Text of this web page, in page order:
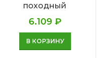
походный
6.109 ₽
В КОРЗИНУ